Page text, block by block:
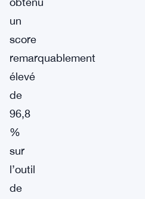
un
score
remarquablement
élevé
de
96,8
%
sur
l’outil
de